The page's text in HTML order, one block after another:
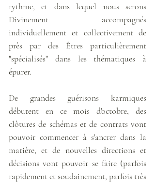
rythme, et dans lequel nous serons
Divinement accompagnés
individuellement et collectivement de
près par des Êtres particulièrement
"spécialisés" dans les thématiques à
épurer.
De grandes guérisons karmiques
débutent en ce mois d'octobre, des
clôtures de schémas et de contrats vont
pouvoir commencer à s'ancrer dans la
matière, et de nouvelles directions et
décisions vont pouvoir se faire (parfois
rapidement et soudainement, parfois très